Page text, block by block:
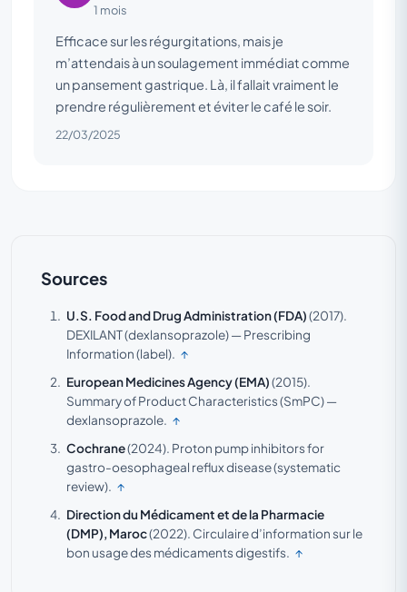
1 mois
Efficace sur les régurgitations, mais je
m’attendais à un soulagement immédiat comme
un pansement gastrique. Là, il fallait vraiment le
prendre régulièrement et éviter le café le soir.
22/03/2025
Sources
U.S. Food and Drug Administration (FDA)(2017).
DEXILANT (dexlansoprazole) — Prescribing
Information (label). ↑
European Medicines Agency (EMA)(2015).
Summary of Product Characteristics (SmPC) —
dexlansoprazole. ↑
Cochrane(2024). Proton pump inhibitors for
gastro-oesophageal reflux disease (systematic
review). ↑
Direction du Médicament et de la Pharmacie
(DMP), Maroc(2022). Circulaire d’information sur le
bon usage des médicaments digestifs. ↑